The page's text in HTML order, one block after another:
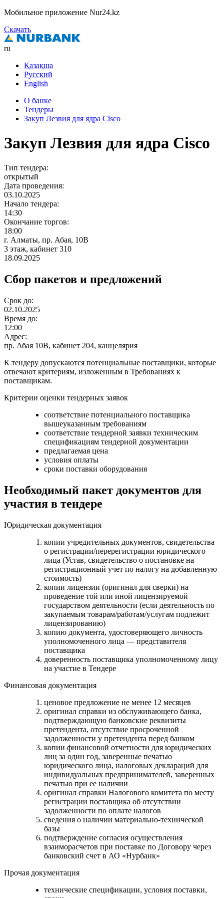
Мобильное приложение Nur24.kz
Скачать
ru
Қазақша
Русский
English
О банке
Тендеры
Закуп Лезвия для ядра Cisco
Закуп Лезвия для ядра Cisco
Тип тендера:
открытый
Дата проведения:
03.10.2025
Начало тендера:
14:30
Окончание торгов:
18:00
г. Алматы, пр. Абая, 10В
3 этаж, кабинет 310
18.09.2025
Сбор пакетов и предложений
Срок до:
02.10.2025
Время до:
12:00
Адрес:
пр. Абая 10В, кабинет 204, канцелярия
К тендеру допускаются потенциальные поставщики, которые
отвечают критериям, изложенным в Требованиях к
поставщикам.
Критерии оценки тендерных заявок
соответствие потенциального поставщика
вышеуказанным требованиям
соответствие тендерной заявки техническим
спецификациям тендерной документации
предлагаемая цена
условия оплаты
сроки поставки оборудования
Необходимый пакет документов для
участия в тендере
Юридическая документация
копии учредительных документов, свидетельства
о регистрации/перерегистрации юридического
лица (Устав, свидетельство о постановке на
регистрационный учет по налогу на добавленную
стоимость)
копии лицензии (оригинал для сверки) на
проведение той или иной лицензируемой
государством деятельности (если деятельность по
закупаемым товарам/работам/услугам подлежит
лицензированию)
копию документа, удостоверяющего личность
уполномоченного лица — представителя
поставщика
доверенность поставщика уполномоченному лицу
на участие в Тендере
Финансовая документация
ценовое предложение не менее 12 месяцев
оригинал справки из обслуживающего банка,
подтверждающую банковские реквизиты
претендента, отсутствие просроченной
задолженности у претендента перед банком
копии финансовой отчетности для юридических
лиц за один год, заверенные печатью
юридического лица, налоговых деклараций для
индивидуальных предпринимателей, заверенных
печатью при ее наличии
оригинал справки Налогового комитета по месту
регистрации поставщика об отсутствии
задолженности по оплате налогов
сведения о наличии материально-технической
базы
подтверждение согласия осуществления
взаиморасчетов при поставке по Договору через
банковский счет в АО «Нурбанк»
Прочая документация
технические спецификации, условия поставки,